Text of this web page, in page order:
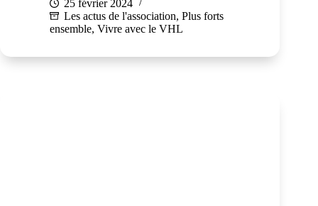
25 février 2024
Les actus de l'association, Plus forts
ensemble, Vivre avec le VHL